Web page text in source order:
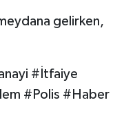
gelirken,
#İtfaiye
#Polis #Haber